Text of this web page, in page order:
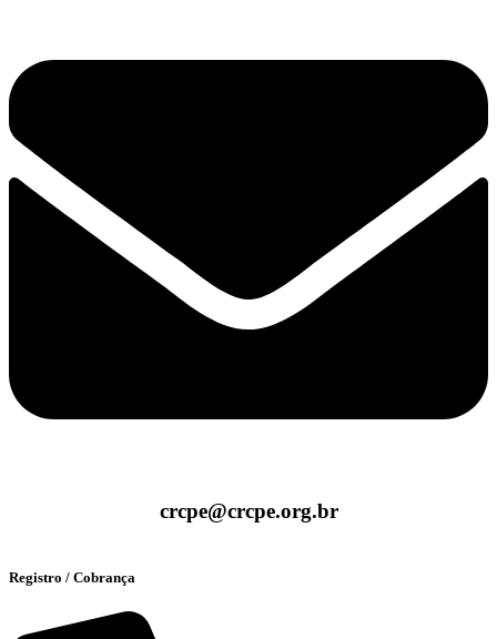
crcpe@crcpe.org.br
Registro / Cobrança